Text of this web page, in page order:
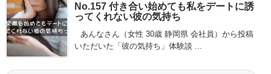
No.157 付き合い始めても私をデートに誘
ってくれない彼の気持ち
あんなさん（女性 30歳 静岡県 会社員）から投稿
いただいた「彼の気持ち」体験談 ...